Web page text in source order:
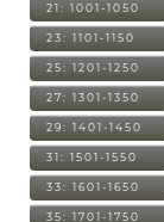
21: 1001-1050
23: 1101-1150
25: 1201-1250
27: 1301-1350
29: 1401-1450
31: 1501-1550
33: 1601-1650
35: 1701-1750